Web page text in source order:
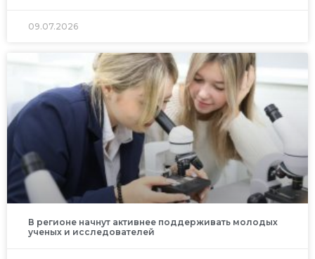
09.07.2026
В регионе начнут активнее поддерживать молодых
ученых и исследователей